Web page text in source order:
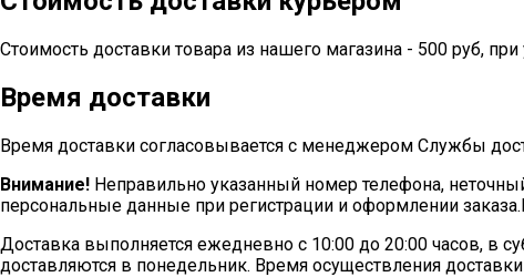
Стоимость доставки товара из нашего магазина - 500 руб,
Время доставки
Время доставки согласовывается с менеджером Службы
Внимание! Неправильно указанный номер телефона,
персональные данные при регистрации и оформлении
Доставка выполняется ежедневно с 10:00 до 20:00 часов, в
доставляются в понедельник. Время осуществления